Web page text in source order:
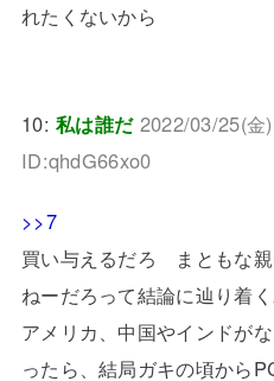
れたくないから
10:私は誰だ 2022/03/25(
ID:qhdG66xo0
>>7
買い与えるだろ まともな
ねーだろって結論に辿り着
アメリカ、中国やインドが
ったら、結局ガキの頃から